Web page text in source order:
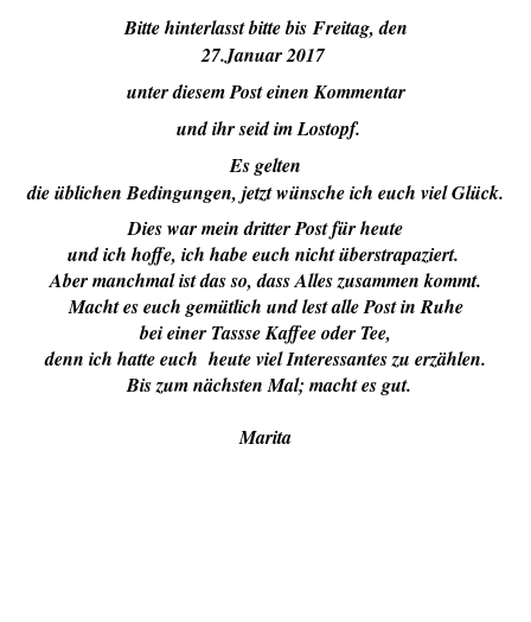
Bitte hinterlasst bitte bis Freitag, den
27.Januar 2017
unter diesem Post einen Kommentar
und ihr seid im Lostopf.
Es gelten
die üblichen Bedingungen, jetzt wünsche ich euch viel Glück.
Dies war mein dritter Post für heute
und ich hoffe, ich habe euch nicht überstrapaziert.
Aber manchmal ist das so, dass Alles zusammen kommt.
Macht es euch gemütlich und lest alle Post in Ruhe
bei einer Tassse Kaffee oder Tee,
denn ich hatte euch heute viel Interessantes zu erzählen.
Bis zum nächsten Mal; macht es gut.
Marita